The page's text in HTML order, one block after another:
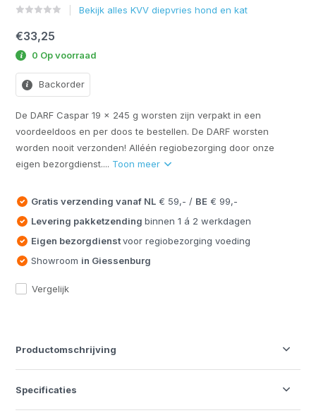
Bekijk alles KVV diepvries hond en kat
€33,25
0 Op voorraad
Backorder
De DARF Caspar 19 x 245 g worsten zijn verpakt in een
voordeeldoos en per doos te bestellen. De DARF worsten
worden nooit verzonden! Alléén regiobezorging door onze
eigen bezorgdienst.... Toon meer
Gratis verzending vanaf NL € 59,- / BE € 99,-
Levering pakketzendingbinnen 1 á 2 werkdagen
Eigen bezorgdienstvoor regiobezorging voeding
Showroom in Giessenburg
Vergelijk
Productomschrijving
Specificaties